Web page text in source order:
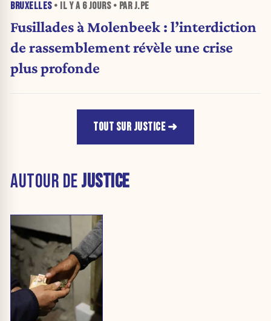
BRUXELLES• IL Y A 6 JOURS• PAR J.PE
Fusillades à Molenbeek : l’interdiction
de rassemblement révèle une crise
plus profonde
TOUT SUR JUSTICE
AUTOUR DEJUSTICE